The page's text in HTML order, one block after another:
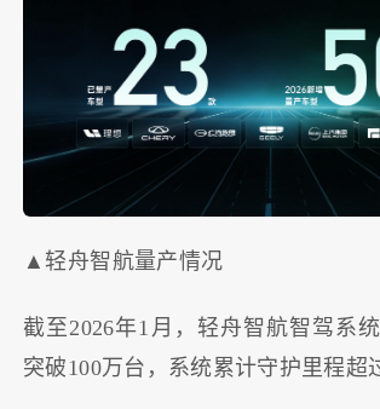
▲轻舟智航量产情况
截至2026年1月，轻舟智航智驾系
突破100万台，系统累计守护里程超